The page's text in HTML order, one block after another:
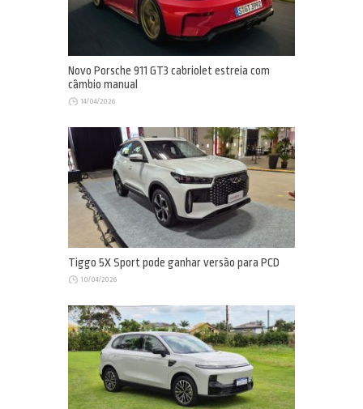
Novo Porsche 911 GT3 cabriolet estreia com
câmbio manual
14/04/2026
Tiggo 5X Sport pode ganhar versão para PCD
10/04/2026